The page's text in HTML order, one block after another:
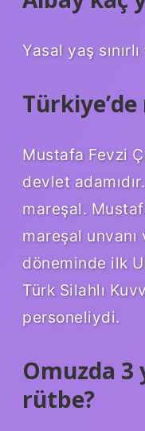
Yasal yaş
Mustafa Fevzi
devlet
mareşal.
mareşal
döneminde ilk
Türk Silahlı
personeliydi.
Omuzda 3
rütbe?